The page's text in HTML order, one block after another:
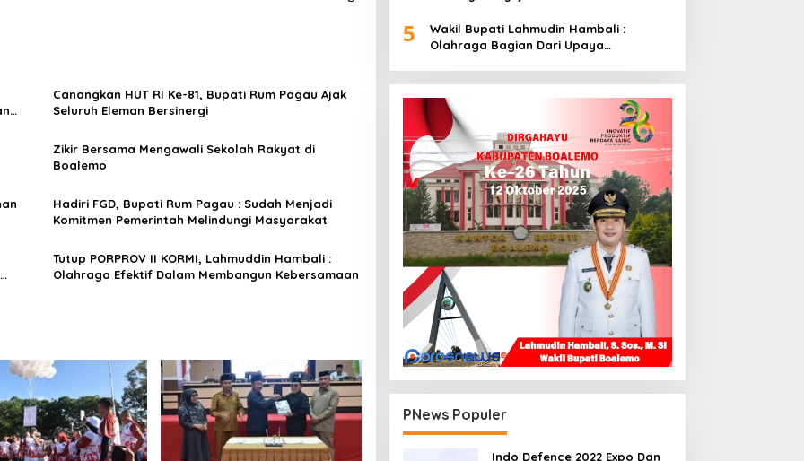
Canangkan HUT RI Ke-81, Bupati Rum Pagau Ajak
Seluruh Eleman Bersinergi
Zikir Bersama Mengawali Sekolah Rakyat di
Boalemo
Hadiri FGD, Bupati Rum Pagau : Sudah Menjadi
Komitmen Pemerintah Melindungi Masyarakat
Tutup PORPROV II KORMI, Lahmuddin Hambali :
Olahraga Efektif Dalam Membangun Kebersamaan
5
Wakil Bupati Lahmudin Hambali :
Olahraga Bagian Dari Upaya
PNews Populer
Indo Defence 2022 Expo Dan